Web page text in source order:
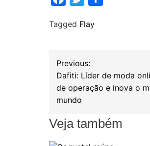
c
o
o
k
i
e
r
Tagged Flay
N
a
e
Previous:
Dafiti: Líder de moda
de operação e inova o
mundo
Veja também